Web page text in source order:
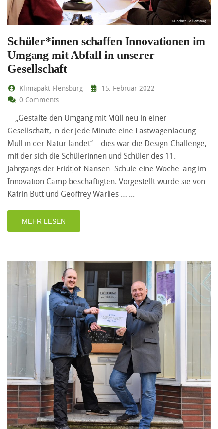
Schüler*innen schaffen Innovationen im
Umgang mit Abfall in unserer
Gesellschaft
Klimapakt-Flensburg
15. Februar 2022
0 Comments
„Gestalte den Umgang mit Müll neu in einer
Gesellschaft, in der jede Minute eine Lastwagenladung
Müll in der Natur landet“ – dies war die Design-Challenge,
mit der sich die Schülerinnen und Schüler des 11.
Jahrgangs der Fridtjof-Nansen- Schule eine Woche lang im
Innovation Camp beschäftigten. Vorgestellt wurde sie von
Katrin Butt und Geoffrey Warlies …
MEHR LESEN